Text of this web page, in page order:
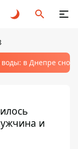
воды: в Днепре
и